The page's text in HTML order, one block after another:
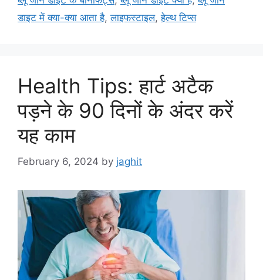
डाइट में क्या-क्या आता है,लाइफस्टाइल,हेल्थ टिप्स
Health Tips: हार्ट अटैक
पड़ने के 90 दिनों के अंदर करें
यह काम
February 6, 2024 by jaghit